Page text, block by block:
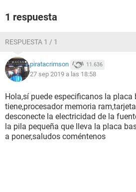
1 respuesta
RESPUESTA 1 / 1
piratacrimson 11.636
27 sep 2019 a las 18:58
Hola,sí puede especificanos la placa
tiene,procesador memoria
desconecte la electricidad de la
la pila pequeña que lleva la placa
a poner,saludos coméntenos